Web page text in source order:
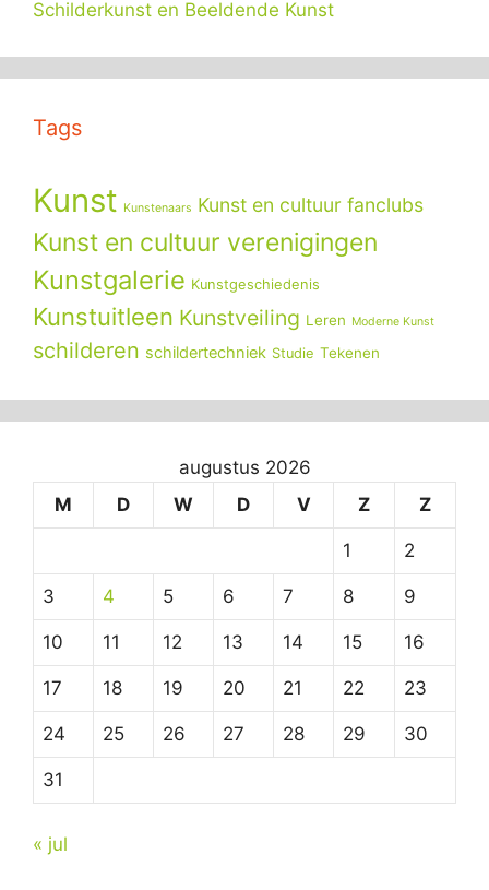
Schilderkunst en Beeldende Kunst
Tags
Kunst Kunstenaars Kunst en cultuur fanclubs
Kunst en cultuur verenigingen
Kunstgalerie Kunstgeschiedenis
Kunstuitleen Kunstveiling Leren Moderne Kunst
schilderen schildertechniek Studie Tekenen
augustus 2026
M
D W D V Z Z
1 2
3 4 5 6 7 8 9
10 11 12 13 14 15 16
17 18 19 20 21 22 23
24 25 26 27 28 29 30
31
« jul